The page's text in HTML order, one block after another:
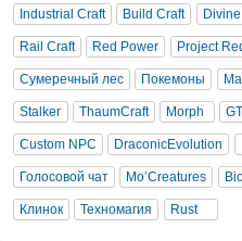
Industrial Craft Build Craft
Rail Craft Red Power Project
Сумеречный лес Покемоны
Stalker ThaumCraft Morph
Custom NPC DraconicEvolution
Голосовой чат Mo’Creatures
Клинок Техномагия Rust